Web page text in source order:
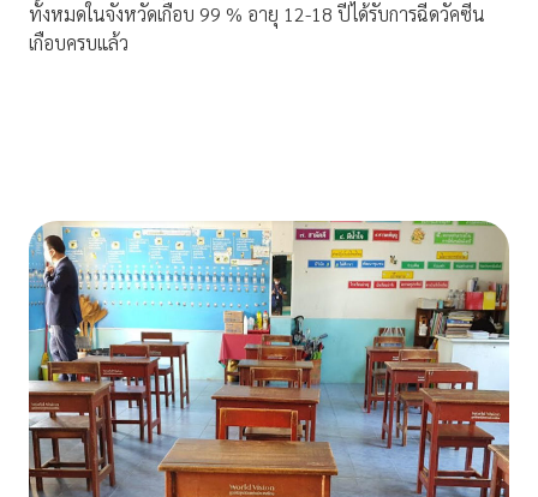
ทั้งหมดในจังหวัดเกือบ 99 % อายุ 12-18 ปีได้รับการฉีดวัคซีน
เกือบครบแล้ว